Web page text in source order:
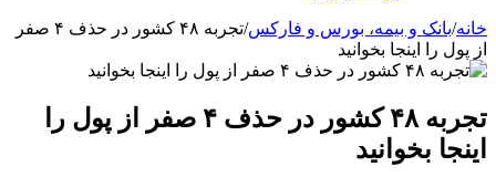
خانه/بانک و بیمه، بورس و فارکس/
تجربه ۴۸ کشور در حذف ۴ صفر
از پول را اینجا بخوانید
تجربه ۴۸ کشور در حذف ۴ صفر از پول را
اینجا بخوانید